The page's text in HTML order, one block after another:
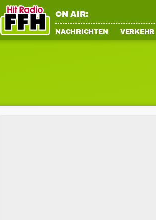
ON AIR:
NACHRICHTEN VERKEHR